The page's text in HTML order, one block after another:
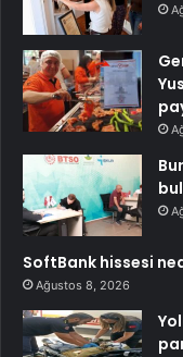
SoftBank hissesi
Ağustos 8, 2026